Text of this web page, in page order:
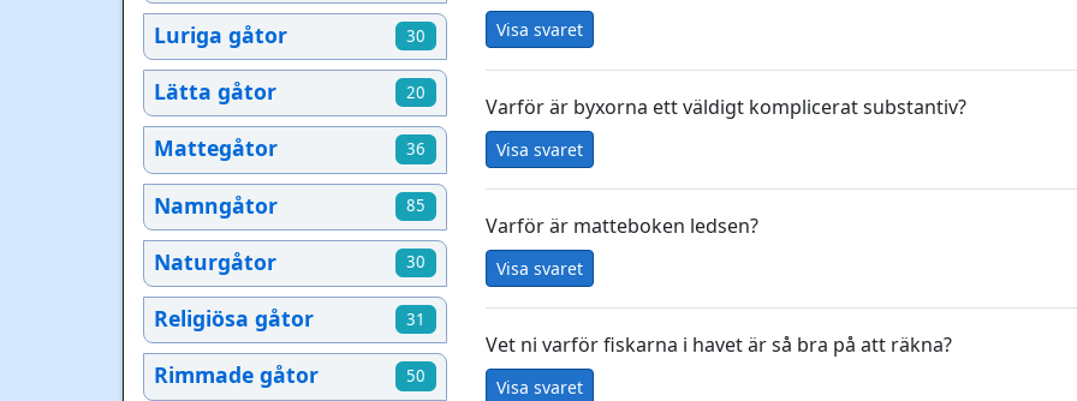
Luriga gåtor 30
Lätta gåtor 20
Mattegåtor 36
Namngåtor 85
Naturgåtor 30
Religiösa gåtor 31
Rimmade gåtor 50
Visa svaret
Varför är byxorna ett väldigt komplicerat substantiv?
Visa svaret
Varför är matteboken ledsen?
Visa svaret
Vet ni varför fiskarna i havet är så bra på att räkna?
Visa svaret